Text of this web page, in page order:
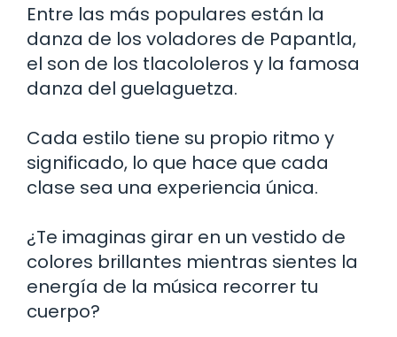
Entre las más populares están la
danza de los voladores de Papantla,
el son de los tlacololeros y la famosa
danza del guelaguetza.
Cada estilo tiene su propio ritmo y
significado, lo que hace que cada
clase sea una experiencia única.
¿Te imaginas girar en un vestido de
colores brillantes mientras sientes la
energía de la música recorrer tu
cuerpo?